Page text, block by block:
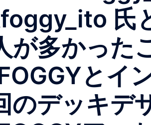
氏
が多かった
とイ
のデッキデ